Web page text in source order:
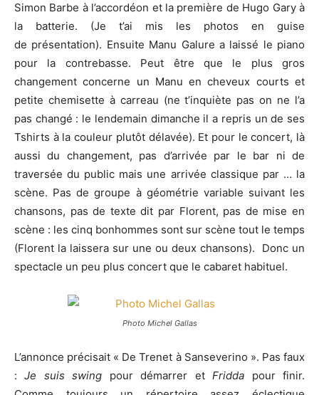
Simon Barbe à l’accordéon et la première de Hugo Gary à
la batterie. (Je t’ai mis les photos en guise
de présentation). Ensuite Manu Galure a laissé le piano
pour la contrebasse. Peut être que le plus gros
changement concerne un Manu en cheveux courts et
petite chemisette à carreau (ne t’inquiète pas on ne l’a
pas changé : le lendemain dimanche il a repris un de ses
Tshirts à la couleur plutôt délavée). Et pour le concert, là
aussi du changement, pas d’arrivée par le bar ni de
traversée du public mais une arrivée classique par … la
scène. Pas de groupe à géométrie variable suivant les
chansons, pas de texte dit par Florent, pas de mise en
scène : les cinq bonhommes sont sur scène tout le temps
(Florent la laissera sur une ou deux chansons). Donc un
spectacle un peu plus concert que le cabaret habituel.
Photo Michel Gallas
L’annonce précisait « De Trenet à Sanseverino ». Pas faux
:Je suis swing pour démarrer etFridda pour finir.